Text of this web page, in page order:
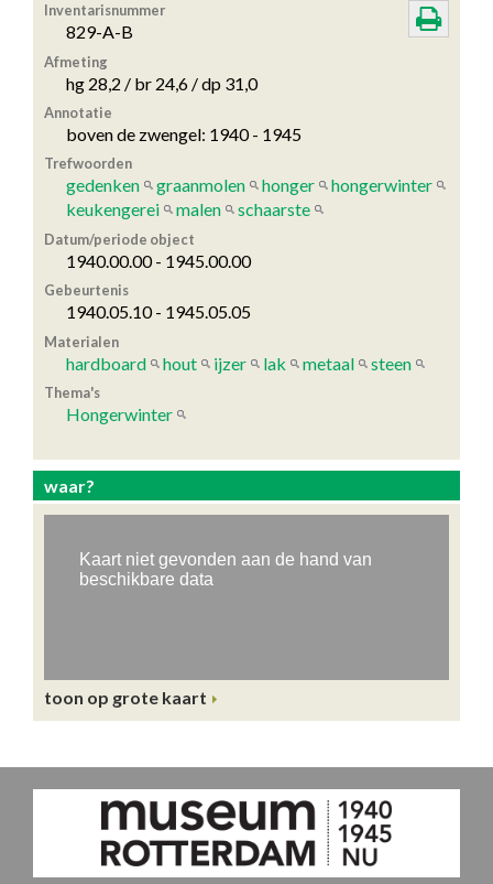
Inventarisnummer
829-A-B
Afmeting
hg 28,2 / br 24,6 / dp 31,0
Annotatie
boven de zwengel: 1940 - 1945
Trefwoorden
gedenken graanmolen honger
hongerwinter
keukengerei
malen schaarste
Datum/periode object
1940.00.00 - 1945.00.00
Gebeurtenis
1940.05.10 - 1945.05.05
Materialen
hardboard hout ijzer lak metaal steen
Thema's
Hongerwinter
waar?
toon op grote kaart